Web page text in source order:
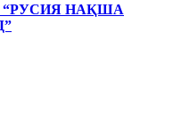
“РУСИЯ НАҚША